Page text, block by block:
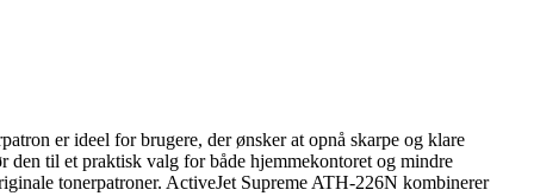
er ideel for brugere, der ønsker at opnå skarpe og klare
til et praktisk valg for både hjemmekontoret og mindre
tonerpatroner. ActiveJet Supreme ATH-226N kombinerer